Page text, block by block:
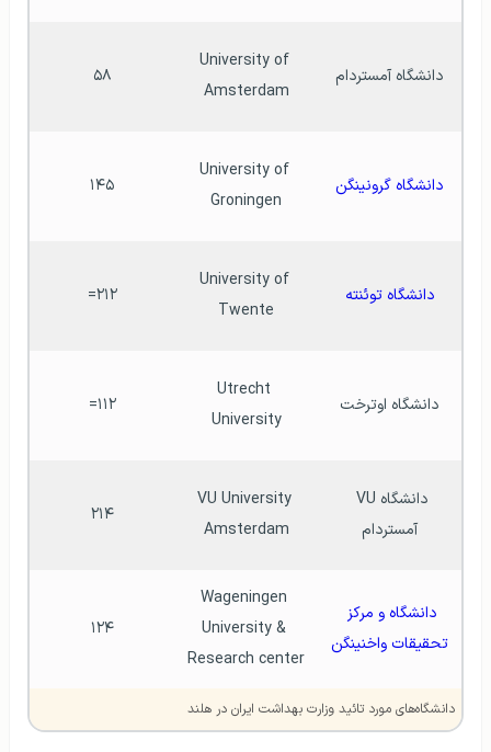
دانشگاه آمستردام
University of
Amsterdam
۵۸
دانشگاه گرونینگن
University of
Groningen
۱۴۵
دانشگاه توئنته
University of
Twente
۲۱۲=
دانشگاه اوترخت
Utrecht
University
۱۱۲=
آمستردام
VU University
Amsterdam
۲۱۴
تحقیقات واخنینگن
Wageningen
University &
Research center
۱۲۴
دانشگاه‌های مورد تائید وزارت بهداشت ایران در هلند